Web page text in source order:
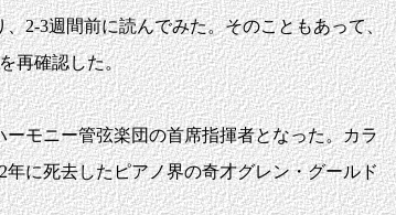
2-3週間前に読んでみた。そのこともあって、
再確認した。
モニー管弦楽団の首席指揮者となった。カラ
に死去したピアノ界の奇才グレン・グールド